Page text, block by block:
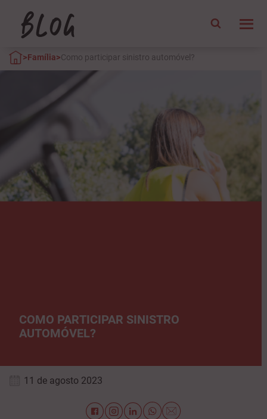
>Família>Como participar sinistro automóvel?
COMO PARTICIPAR SINISTRO
AUTOMÓVEL?
11 de agosto 2023